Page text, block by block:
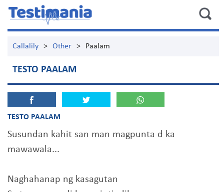
Callalily > Other > Paalam
TESTO PAALAM
TESTO PAALAM
Susundan kahit san man magpunta d ka
mawawala...
Naghahanap ng kasagutan